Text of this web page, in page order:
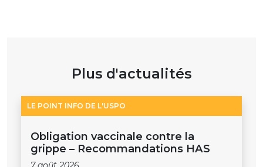
Plus d'actualités
LE POINT INFO DE L'USPO
Obligation vaccinale contre la
grippe – Recommandations HAS